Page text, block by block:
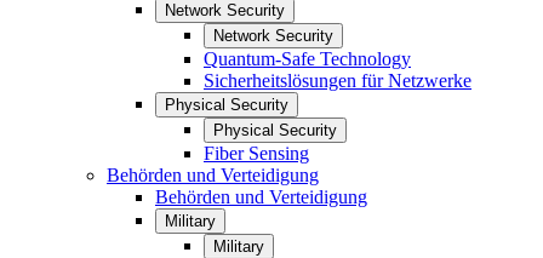
Network Security
Network Security
Quantum-Safe Technology
Sicherheitslösungen für Netzwerke
Physical Security
Physical Security
Fiber Sensing
Behörden und Verteidigung
Behörden und Verteidigung
Military
Military